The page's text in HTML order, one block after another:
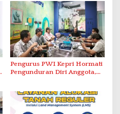
Pengurus PWI Kepri Hormati
Pengunduran Diri Anggota,